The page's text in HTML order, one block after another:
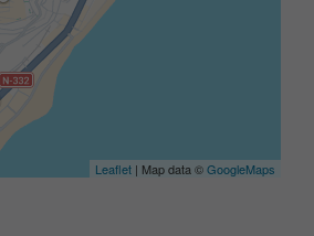
Leaflet | Map data ©GoogleMaps